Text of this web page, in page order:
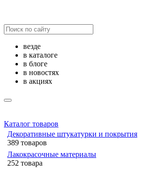
везде
в каталоге
в блоге
в новостях
в акциях
Каталог товаров
Декоративные штукатурки и покрытия
389 товаров
Лакокрасочные материалы
252 товара